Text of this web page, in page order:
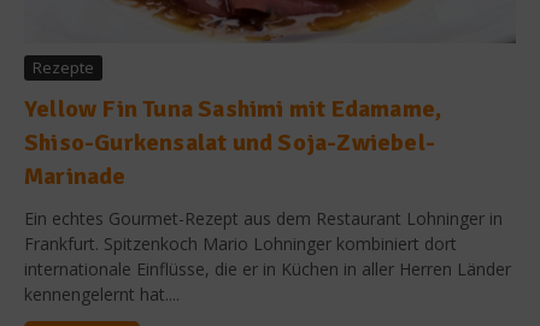
Rezepte
Yellow Fin Tuna Sashimi mit Edamame,
Shiso-Gurkensalat und Soja-Zwiebel-
Marinade
Ein echtes Gourmet-Rezept aus dem Restaurant Lohninger in
Frankfurt. Spitzenkoch Mario Lohninger kombiniert dort
internationale Einflüsse, die er in Küchen in aller Herren Länder
kennengelernt hat....